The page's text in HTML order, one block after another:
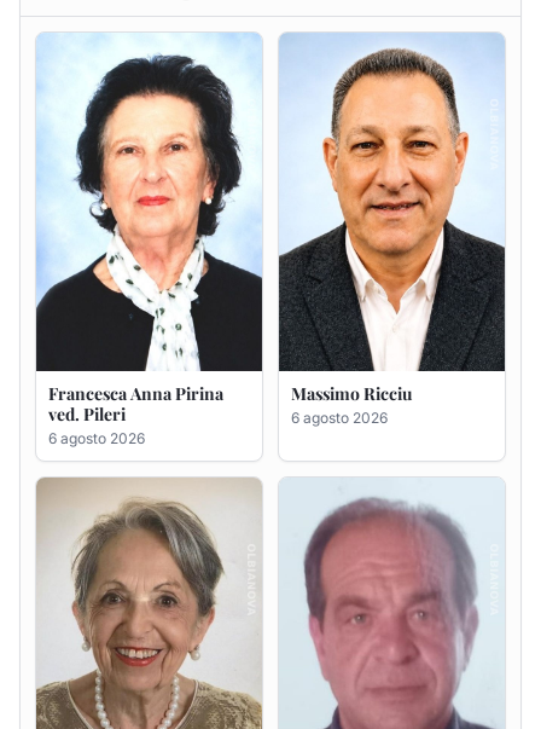
Francesca Anna Pirina
ved. Pileri
6 agosto 2026
Massimo Ricciu
6 agosto 2026
Maria Teresa Floris ved.
6 agosto 2026
Renzo Murrai
5 agosto 2026